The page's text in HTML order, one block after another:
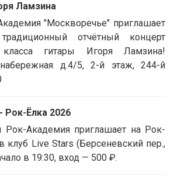
Ламзина
"Москворечье" приглашает
отчётный концерт
класса гитары Игоря Ламзина!
д.4/5, 2-й этаж, 244-й
Рок-Ёлка 2026
Рок-Академия приглашает на Рок-
клуб Live Stars (Берсеневский пер.,
в 19:30, вход — 500 ₽.